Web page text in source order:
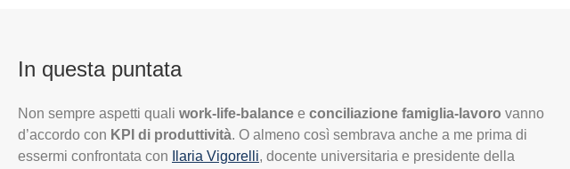
In questa puntata
Non sempre aspetti quali work-life-balance e conciliazione famiglia-lavoro vanno
d’accordo con KPI di produttività. O almeno così sembrava anche a me prima di
essermi confrontata con
Ilaria Vigorelli, docente universitaria e presidente della